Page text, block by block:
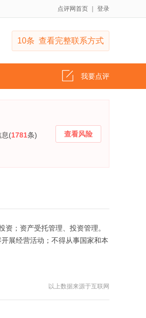
点评网首页 登录
10条 查看完整联系方式
我要点评
息(1781条) 查看风险
；资产受托管理、投资管理。
展经营活动；不得从事国家和本
以上数据来源于互联网